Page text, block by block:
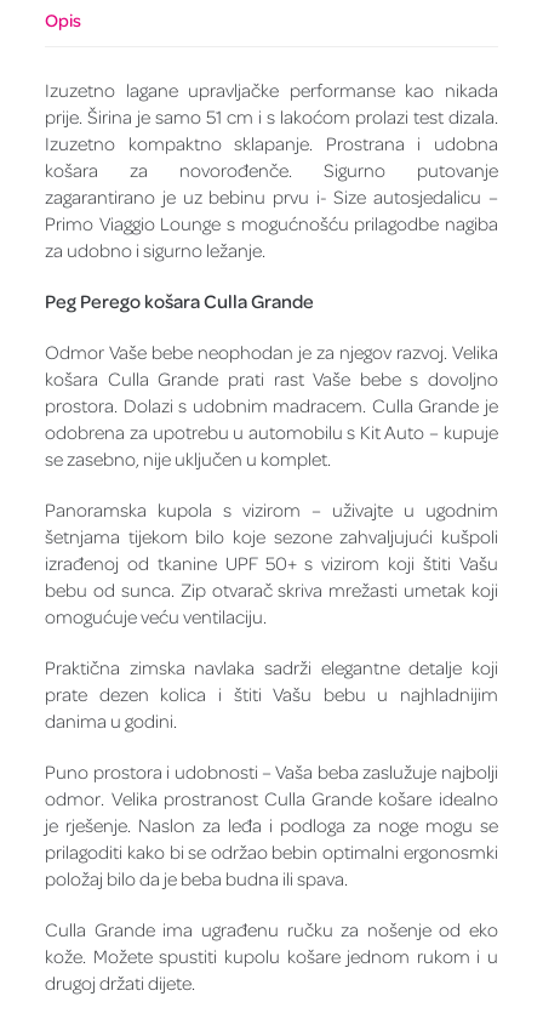
Opis
Izuzetno lagane upravljačke performanse kao nikada
prije. Širina je samo 51 cm i s lakoćom prolazi test dizala.
Izuzetno kompaktno sklapanje. Prostrana i udobna
košara za novorođenče. Sigurno putovanje
zagarantirano je uz bebinu prvu i- Size autosjedalicu –
Primo Viaggio Lounge s mogućnošću prilagodbe nagiba
za udobno i sigurno ležanje.
Peg Perego košara Culla Grande
Odmor Vaše bebe neophodan je za njegov razvoj. Velika
košara Culla Grande prati rast Vaše bebe s dovoljno
prostora. Dolazi s udobnim madracem. Culla Grande je
odobrena za upotrebu u automobilu s Kit Auto – kupuje
se zasebno, nije uključen u komplet.
Panoramska kupola s vizirom – uživajte u ugodnim
šetnjama tijekom bilo koje sezone zahvaljujući kušpoli
izrađenoj od tkanine UPF 50+ s vizirom koji štiti Vašu
bebu od sunca. Zip otvarač skriva mrežasti umetak koji
omogućuje veću ventilaciju.
Praktična zimska navlaka sadrži elegantne detalje koji
prate dezen kolica i štiti Vašu bebu u najhladnijim
danima u godini.
Puno prostora i udobnosti – Vaša beba zaslužuje najbolji
odmor. Velika prostranost Culla Grande košare idealno
je rješenje. Naslon za leđa i podloga za noge mogu se
prilagoditi kako bi se održao bebin optimalni ergonosmki
položaj bilo da je beba budna ili spava.
Culla Grande ima ugrađenu ručku za nošenje od eko
kože. Možete spustiti kupolu košare jednom rukom i u
drugoj držati dijete.